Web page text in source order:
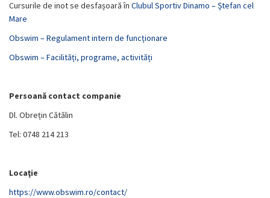
Cursurile de inot se desfașoară în Clubul Sportiv Dinamo – Ștefan cel
Mare
Obswim – Regulament intern de funcționare
Obswim – Facilități, programe, activități
Persoană contact companie
Dl. Obrețin Cătălin
Tel: 0748 214 213
Locaţie
https://www.obswim.ro/contact/